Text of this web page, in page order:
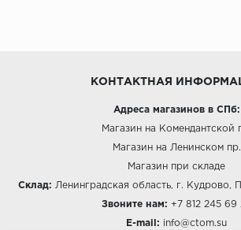
КОНТАКТНАЯ
Адреса магазинов в СПб:
Магазин на Комендантской
Магазин на Ленинском пр.
Магазин при складе
Склад: Ленинградская область, г. Кудрово,
Звоните нам: +7 812 245 69
E-mail: info@ctom.su